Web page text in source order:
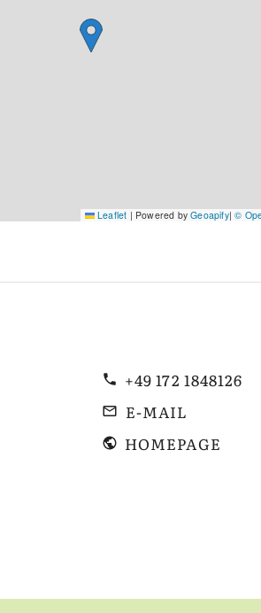
Leaflet | Powered byGeoapify|©
+49 172 1848126
E-MAIL
HOMEPAGE